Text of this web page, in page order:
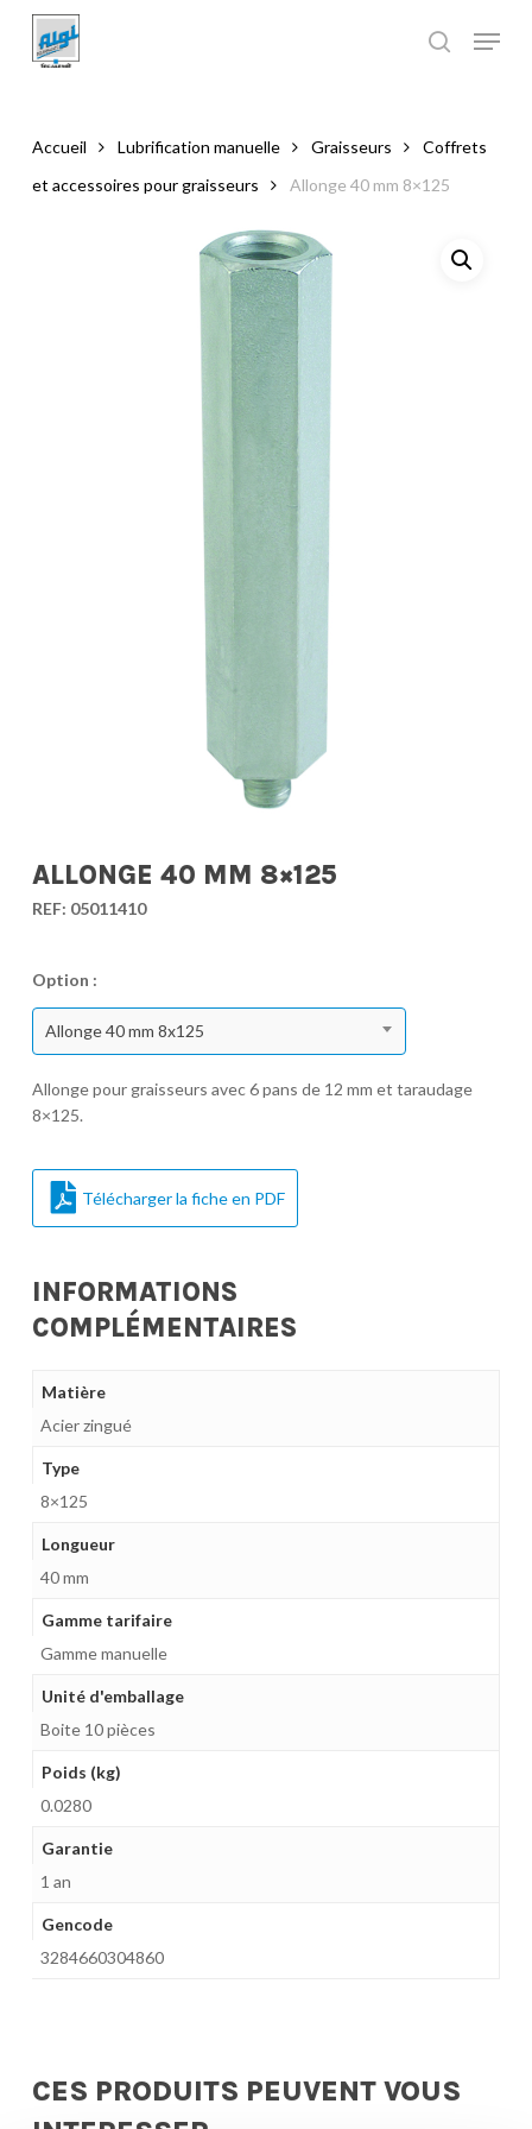
main
Accueil Lubrification manuelle Graisseurs
Coffrets
et accessoires pour graisseurs
Allonge 40 mm 8×125
ALLONGE 40 MM 8×125
REF: 05011410
Option :
Allonge 40 mm 8x125
Allonge pour graisseurs avec 6 pans de 12 mm et taraudage
8×125.
Télécharger la fiche en PDF
INFORMATIONS
COMPLÉMENTAIRES
Matière
Acier zingué
Type
8×125
Longueur
40 mm
Gamme tarifaire
Gamme manuelle
Unité d'emballage
Boite 10 pièces
Poids (kg)
0.0280
Garantie
1 an
Gencode
3284660304860
CES PRODUITS PEUVENT VOUS